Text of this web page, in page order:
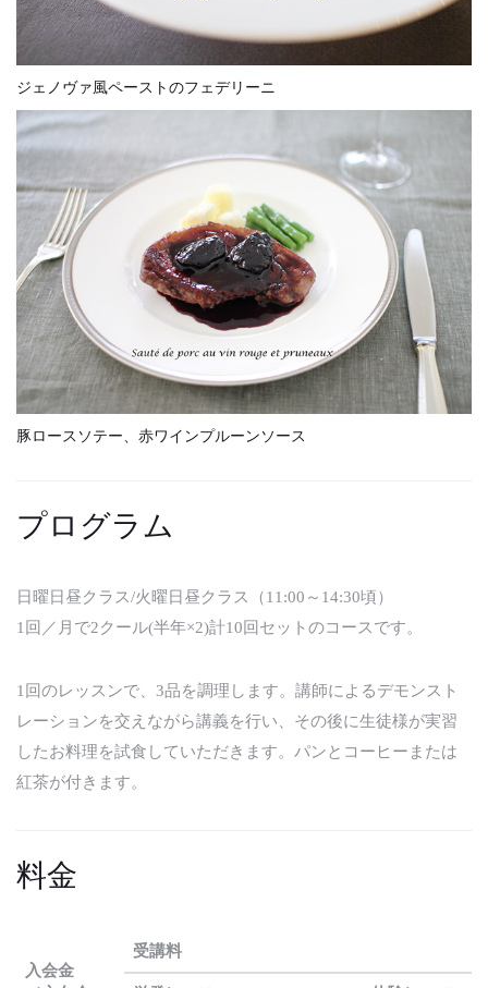
ジェノヴァ風ペーストのフェデリーニ
豚ロースソテー、赤ワインプルーンソース
プログラム
日曜日昼クラス/火曜日昼クラス（11:00～14:30頃）
1回／月で2クール(半年×2)計10回セットのコースです。
1回のレッスンで、3品を調理します。講師によるデモンスト
レーションを交えながら講義を行い、その後に生徒様が実習
したお料理を試食していただきます。パンとコーヒーまたは
紅茶が付きます。
料金
入会金
受講料